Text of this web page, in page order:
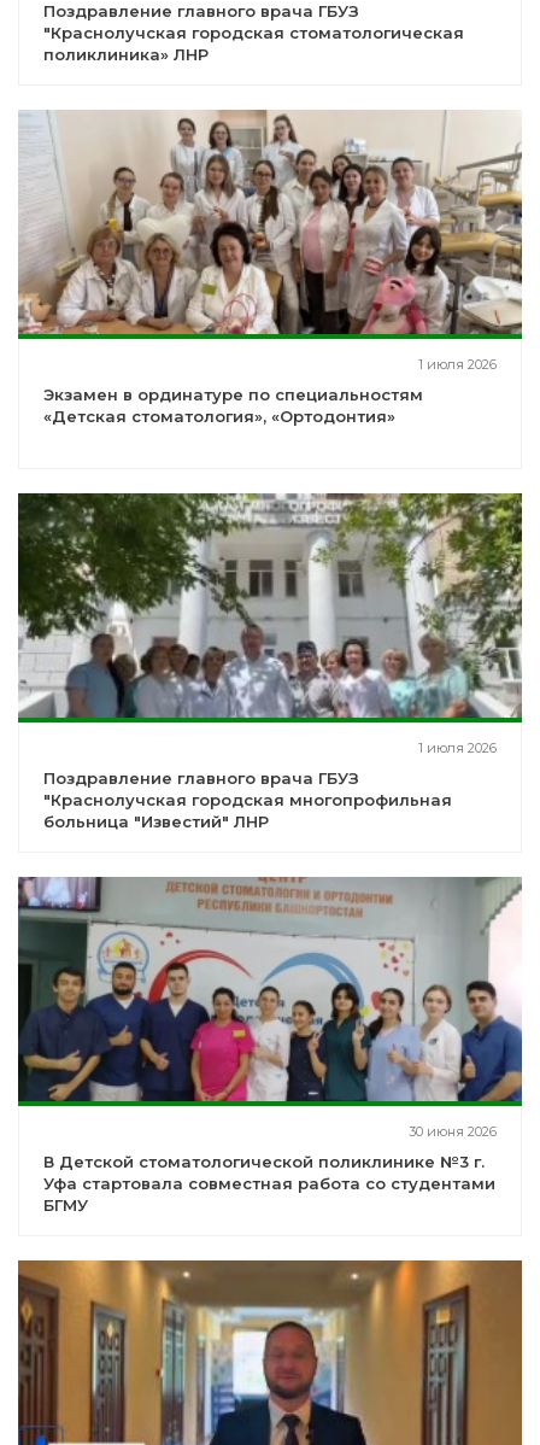
Поздравление главного врача ГБУЗ
"Краснолучская городская стоматологическая
поликлиника» ЛНР
1 июля 2026
Экзамен в ординатуре по специальностям
«Детская стоматология», «Ортодонтия»
1 июля 2026
Поздравление главного врача ГБУЗ
"Краснолучская городская многопрофильная
больница "Известий" ЛНР
30 июня 2026
В Детской стоматологической поликлинике №3 г.
Уфа стартовала совместная работа со студентами
БГМУ